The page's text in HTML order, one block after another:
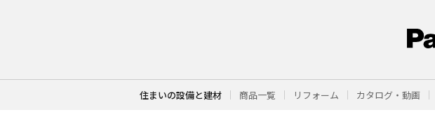
住まいの設備と建材 商品一覧 リフォーム カタログ・動画